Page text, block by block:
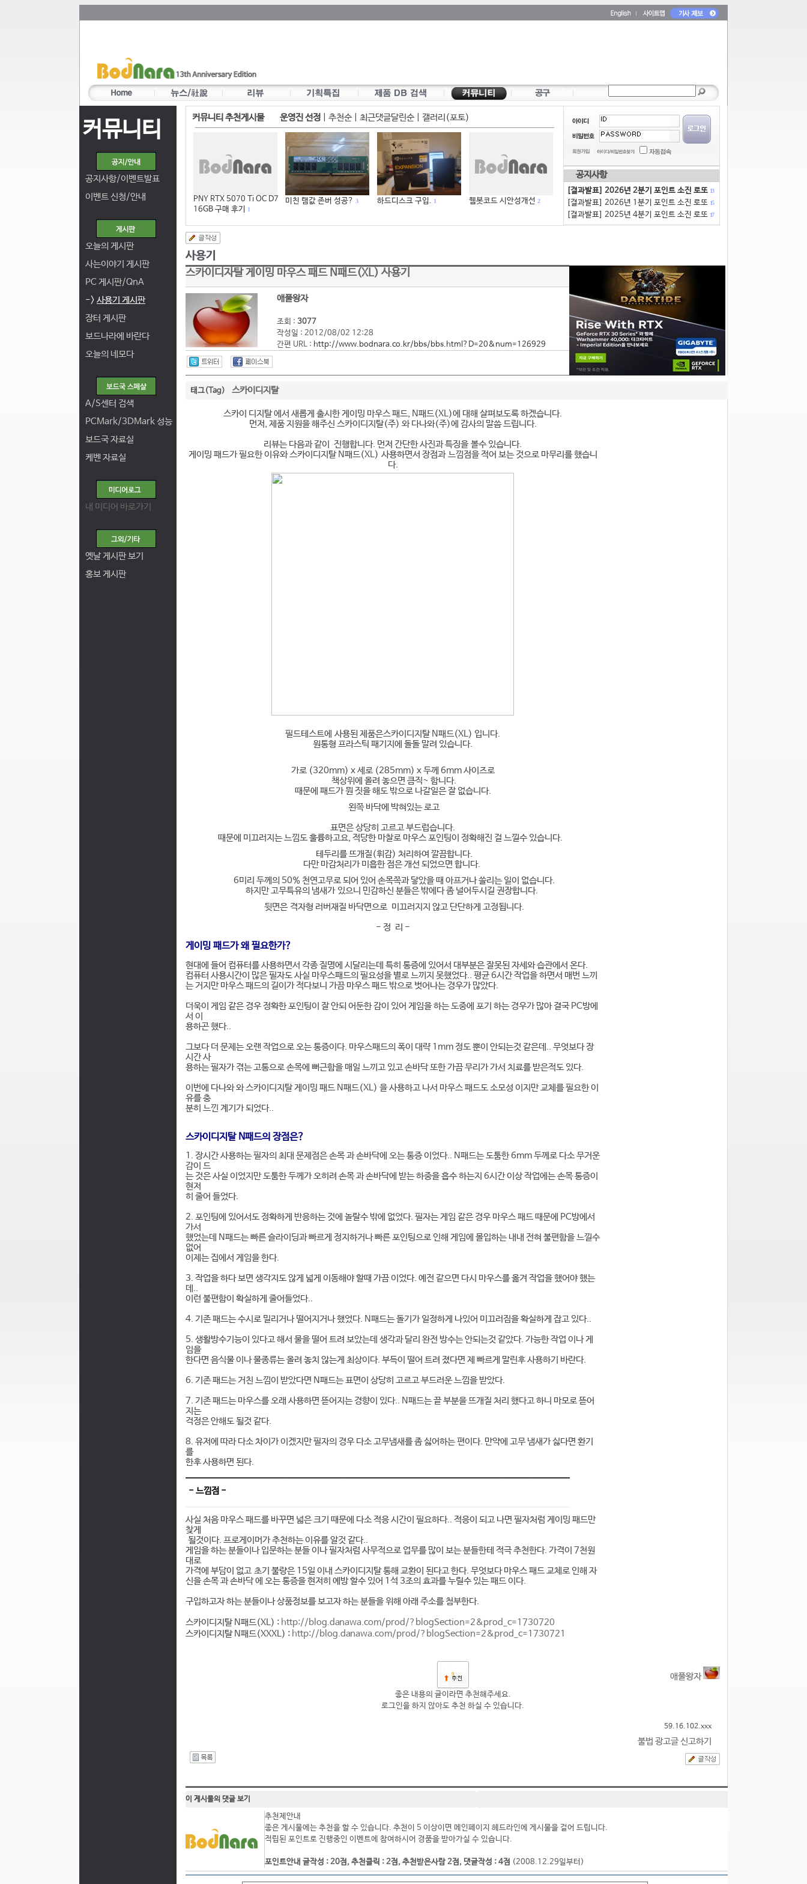
커뮤니티
공지사항/이벤트발표
이벤트 신청/안내
오늘의 게시판
사는이야기 게시판
PC 게시판/QnA
-> 사용기 게시판
장터 게시판
보드나라에 바란다
오늘의 네모다
A/S센터 검색
PCMark/3DMark 성능
보드국 자료실
케벤 자료실
내 미디어 바로가기
옛날 게시판 보기
홍보 게시판
커뮤니티 추천게시물 운영진 선정 추천순| 최근댓글달린순| 갤러리(포토)
PNY RTX 5070 Ti OC D7
16GB 구매 후기
1
미친 램값 존버 성공? 3 하드디스크 구입. 1 웹봇코드 시안성개선 2
공지사항
[결과발표] 2026년 2분기 포인트 소진 로또 13
[결과발표] 2026년 1분기 포인트 소진 로또 15
[결과발표] 2025년 4분기 포인트 소진 로또 17
스카이디자탈 게이밍 마우스 패드 N패드(XL) 사용기
애풀왕자
조회 : 3077
작성일 : 2012/08/02 12:28
간편 URL : http://www.bodnara.co.kr/bbs/bbs.html?D=20&num=126929
태그(Tag) 스카이디지탈
스카이 디지탈 에서 새롭게 출시한 게이밍 마우스 패드, N패드(XL)에 대해 살펴보도록 하겠습니다.
먼저, 제품 지원을 해주신 스카이디지탈(주) 와 다나와(주)에 감사의 말씀 드립니다.
리뷰는 다음과 같이 진행합니다. 먼저 간단한 사진과 특징을 볼수 있습니다.
게이밍 패드가 필요한 이유와 스카이디지탈 N패드(XL) 사용하면서 장점과 느낌점을 적어 보는 것으로 마무리를 했습니
다.
필드테스트에 사용된 제품은스카이디지탈 N패드(XL) 입니다.
원통형 프라스틱 패기지에 돌돌 말려 있습니다.
가로 (320mm) x 세로 (285mm) x 두께 6mm 사이즈로
책상위에 올려 놓으면 큼직~ 함니다.
때문에 패드가 뭔 짓을 해도 밖으로 나갈일은 잘 없습니다.
왼쪽 바닥에 박혀있는 로고
표면은 상당히 고르고 부드럽습니다.
때문에 미끄러지는 느낌도 훌륭하고요, 적당한 마찰로 마우스 포인팅이 정확해진 걸 느낄수 있습니다.
테두리를 뜨개질(휘감) 처리하여 깔끔합니다.
다만 마감처리가 미흡한 점은 개선 되었으면 합니다.
6미리 두께의 50% 천연고무로 되어 있어 손목쪽과 닿았을 때 아프거나 쓸리는 일이 없습니다.
하지만 고무특유의 냄새가 있으니 민감하신 분들은 밖에다 좀 널어두시길 권장합니다.
뒷면은 격자형 러버재질 바닥면으로 미끄러지지 않고 단단하게 고정됩니다.
- 정 리 -
게이밍 패드가 왜 필요한가?
현대에 들어 컴퓨터를 사용하면서 각종 질명에 시달리는데 특히 통증에 있어서 대부분은 잘못된 자세와 습관에서 온다.
컴퓨터 사용시간이 많은 필자도 사실 마우스패드의 필요성을 별로 느끼지 못했었다.. 평균 6시간 작업을 하면서 매번 느끼
는 거지만 마우스 패드의 길이가 적다보니 가끔 마우스 패드 밖으로 벗어나는 경우가 많았다.
더욱이 게임 같은 경우 정확한 포인팅이 잘 안되 어둔한 감이 있어 게임을 하는 도중에 포기 하는 경우가 많아 결국 PC방에
서 이
용하곤 했다..
그보다 더 문제는 오랜 작업으로 오는 통증이다. 마우스패드의 폭이 대략 1mm 정도 뿐이 안되는것 같은데.. 무엇보다 장
시간 사
용하는 필자가 겪는 고통으로 손목에 뻐근함을 매일 느끼고 있고 손바닥 또한 가끔 무리가 가서 치료를 받은적도 있다.
이번에 다나와 와 스카이디지탈 게이밍 패드 N패드(XL) 을 사용하고 나서 마우스 패드도 소모성 이지만 교체를 필요한 이
유를 충
분히 느낀 계기가 되었다..
스카이디지탈 N패드의 장점은?
1. 장시간 사용하는 필자의 최대 문제점은 손목 과 손바닥에 오는 통증 이었다.. N패드는 도툼한 6mm 두께로 다소 무거운
감이 드
는 것은 사실 이었지만 도툼한 두께가 오히려 손목 과 손바닥에 받는 하중을 흡수 하는지 6시간 이상 작업에는 손목 통증이
현저
히 줄어 들었다.
2. 포인팅에 있어서도 정확하게 반응하는 것에 놀랄수 밖에 없었다. 필자는 게임 같은 경우 마우스 패드 때문에 PC방에서
가서
했었는데 N패드는 빠른 슬라이딩과 빠르게 정지하거나 빠른 포인팅으로 인해 게임에 몰입하는 내내 전혀 불편함을 느낄수
없어
이제는 집에서 게임을 한다.
3. 작업을 하다 보면 생각지도 않게 넓게 이동해야 할때 가끔 이었다. 예전 같으면 다시 마우스를 옮겨 작업을 했어야 했는
데..
이런 불편함이 확실하게 줄어들었다..
4. 기존 패드는 수시로 밀리거나 떨어지거나 했었다. N패드는 돌기가 일정하게 나있어 미끄러짐을 확실하게 잡고 있다..
5. 생활방수기능이 있다고 해서 물을 떨어 트려 보았는데 생각과 달리 완전 방수는 안되는것 같았다. 가능한 작업 이나 게
임을
한다면 음식물 이나 물종류는 올려 놓치 않는게 최상이다. 부득이 떨어 트려 졌다면 제 빠르게 말린후 사용하기 바란다.
6. 기존 패드는 거친 느낌이 받았다면 N패드는 표면이 상당히 고르고 부드러운 느낌을 받았다.
7. 기존 패드는 마우스를 오래 사용하면 뜯어지는 경향이 있다.. N패드는 끝 부분을 뜨개질 처리 했다고 하니 마모로 뜯어
지는
걱정은 안해도 될것 같다.
8. 유저에 따라 다소 차이가 이겠지만 필자의 경우 다소 고무냄새를 좀 싫어하는 편이다. 만약에 고무 냄새가 싫다면 환기
를
한후 사용하면 된다.
- 느낌점 -
사실 처음 마우스 패드를 바꾸면 넓은 크기 때문에 다소 적응 시간이 필요하다.. 적응이 되고 나면 필자처럼 게이밍 패드만
찾게
될것이다. 프로게이머가 추천하는 이유를 알것 같다..
게임을 하는 분들이나 입문하는 분들 이나 필자처럼 사무적으로 업무를 많이 보는 분들한테 적극 추천한다. 가격이 7천원
대로
가격에 부담이 없고 초기 불량은 15일 이내 스카이디지탈 통해 교환이 된다고 한다. 무엇보다 마우스 패드 교체로 인해 자
신을 손목 과 손바닥 에 오는 통증을 현저히 예방 할수 있어 1석 3조의 효과를 누릴수 있는 패드 이다.
구입하고자 하는 분들이나 상품정보를 보고자 하는 분들을 위해 아래 주소를 첨부한다.
스카이디지탈 N패드(XL) : http://blog.danawa.com/prod/?blogSection=2&prod_c=1730720
스카이디지탈 N패드(XXXL) : http://blog.danawa.com/prod/?blogSection=2&prod_c=1730721
9 애풀왕자
좋은 내용의 글이라면 추천해주세요.
로그인을 하지 않아도 추천 하실 수 있습니다.
59.16.102.xxx
불법 광고글 신고하기
이 게시물의 댓글 보기
추천제안내
좋은 게시물에는 추천을 할 수 있습니다. 추천이 5 이상이면 메인페이지 헤드라인에 게시물을 걸어 드립니다.
적립된 포인트로 진행중인 이벤트에 참여하시어 경품을 받아가실 수 있습니다.
포인트안내 글작성 : 20점, 추천클릭 : 2점, 추천받은사람 2점, 댓글작성 : 4점 (2008.12.29일부터)